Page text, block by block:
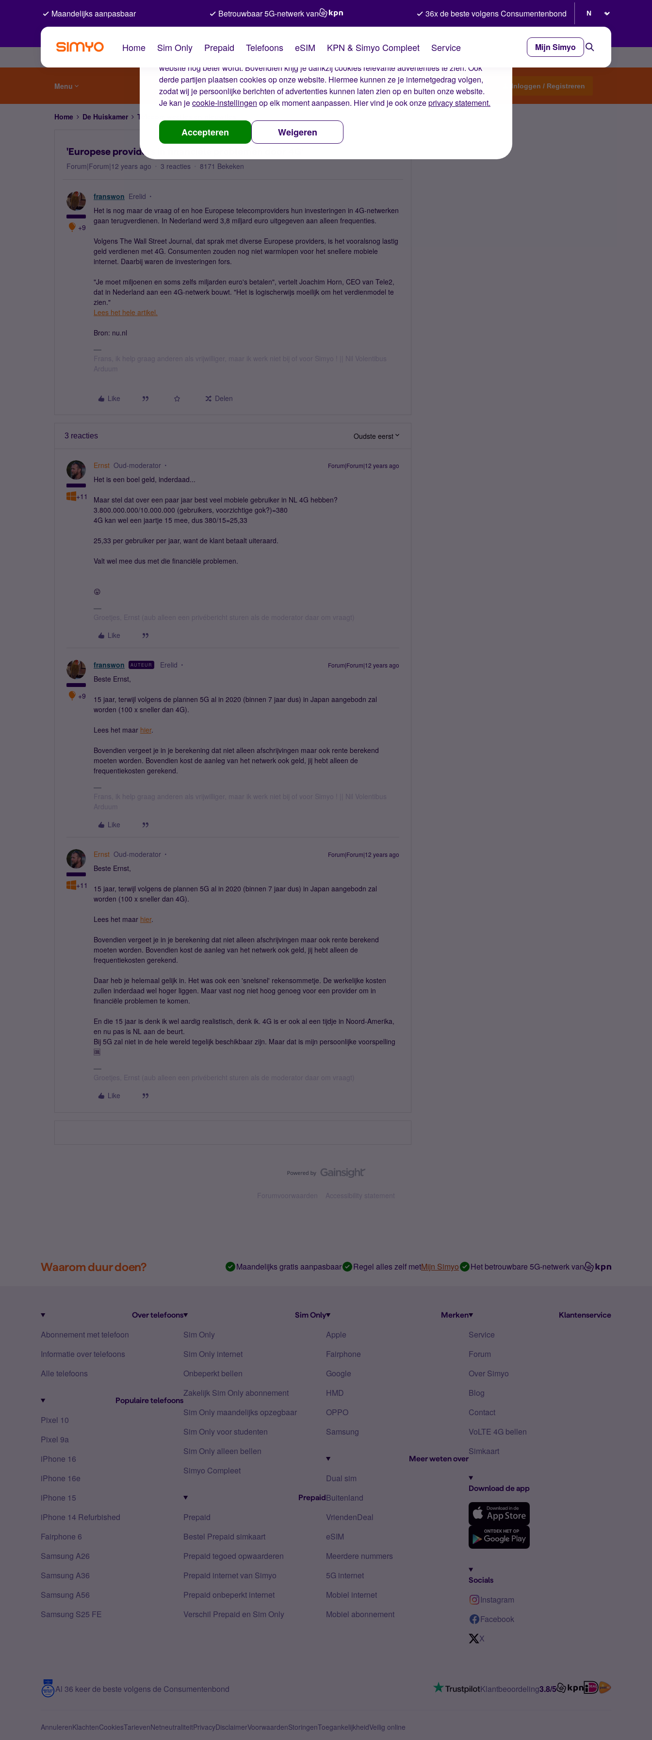
De cookies van Simyo
Wij gebruiken cookies op onze website. Met deze cookies zorgen wij ervoor dat je ervaring op de
website nog beter wordt. Bovendien krijg je dankzij cookies relevante advertenties te zien. Ook
derde partijen plaatsen cookies op onze website. Hiermee kunnen ze je internetgedrag volgen,
zodat wij je persoonlijke berichten of advertenties kunnen laten zien op en buiten onze website.
Je kan jecookie-instellingen op elk moment aanpassen. Hier vind je ook onzeprivacy statement.
Accepteren Weigeren
Maandelijks aanpasbaar Betrouwbaar 5G-netwerk van 36x de beste volgens Consumentenbond
Home Sim Only Prepaid Telefoons eSIM KPN & Simyo Compleet Service Mijn Simyo
Menu Start een topic Inloggen / Registreren
Home De Huiskamer Telecom weetjes en nieuwtjes
'Europese providers in financiële problemen door 4G'
Forum|Forum|12 years ago 3 reacties 8171 Bekeken
+9
franswon Erelid
Het is nog maar de vraag of en hoe Europese telecomproviders hun investeringen in 4G-netwerken
gaan terugverdienen. In Nederland werd 3,8 miljard euro uitgegeven aan alleen frequenties.
Volgens The Wall Street Journal, dat sprak met diverse Europese providers, is het vooralsnog lastig
geld verdienen met 4G. Consumenten zouden nog niet warmlopen voor het snellere mobiele
internet. Daarbij waren de investeringen fors.
"Je moet miljoenen en soms zelfs miljarden euro's betalen", vertelt Joachim Horn, CEO van Tele2,
dat in Nederland aan een 4G-netwerk bouwt. "Het is logischerwijs moeilijk om het verdienmodel te
zien."
Lees het hele artikel.
Bron: nu.nl
Frans, ik help graag anderen als vrijwilliger, maar ik werk niet bij of voor Simyo ! || Nil Volentibus
Arduum
Like Delen
3 reacties Oudste eerst
+11
Ernst Oud-moderator Forum|Forum|12 years ago
Het is een boel geld, inderdaad...
Maar stel dat over een paar jaar best veel mobiele gebruiker in NL 4G hebben?
3.800.000.000/10.000.000 (gebruikers, voorzichtige gok?)=380
4G kan wel een jaartje 15 mee, dus 380/15=25,33
25,33 per gebruiker per jaar, want de klant betaalt uiteraard.
Valt wel mee dus met die financiële problemen.
😛
Groetjes, Ernst (aub alleen een privébericht sturen als de moderator daar om vraagt)
Like
+9
franswon AUTEUR Erelid Forum|Forum|12 years ago
Beste Ernst,
15 jaar, terwijl volgens de plannen 5G al in 2020 (binnen 7 jaar dus) in Japan aangebodn zal
worden (100 x sneller dan 4G).
Lees het maar hier.
Bovendien vergeet je in je berekening dat niet alleen afschrijvingen maar ook rente berekend
moeten worden. Bovendien kost de aanleg van het netwerk ook geld, jij hebt alleen de
frequentiekosten gerekend.
Frans, ik help graag anderen als vrijwilliger, maar ik werk niet bij of voor Simyo ! || Nil Volentibus
Arduum
Like
+11
Ernst Oud-moderator Forum|Forum|12 years ago
Beste Ernst,
15 jaar, terwijl volgens de plannen 5G al in 2020 (binnen 7 jaar dus) in Japan aangebodn zal
worden (100 x sneller dan 4G).
Lees het maar hier.
Bovendien vergeet je in je berekening dat niet alleen afschrijvingen maar ook rente berekend
moeten worden. Bovendien kost de aanleg van het netwerk ook geld, jij hebt alleen de
frequentiekosten gerekend.
Daar heb je helemaal gelijk in. Het was ook een 'snelsnel' rekensommetje. De werkelijke kosten
zullen inderdaad wel hoger liggen. Maar vast nog niet hoog genoeg voor een provider om in
financiële problemen te komen.
En die 15 jaar is denk ik wel aardig realistisch, denk ik. 4G is er ook al een tijdje in Noord-Amerika,
en nu pas is NL aan de beurt.
Bij 5G zal niet in de hele wereld tegelijk beschikbaar zijn. Maar dat is mijn persoonlijke voorspelling
🆒
Groetjes, Ernst (aub alleen een privébericht sturen als de moderator daar om vraagt)
Like
Forumvoorwaarden Accessibility statement
Waarom duur doen? Maandelijks gratis aanpasbaar Regel alles zelf metMijn Simyo Het betrouwbare 5G-netwerk van
Over telefoons
Abonnement met telefoon
Informatie over telefoons
Alle telefoons
Populaire telefoons
Pixel 10
Pixel 9a
iPhone 16
iPhone 16e
iPhone 15
iPhone 14 Refurbished
Fairphone 6
Samsung A26
Samsung A36
Samsung A56
Samsung S25 FE
Sim Only
Sim Only
Sim Only internet
Onbeperkt bellen
Zakelijk Sim Only abonnement
Sim Only maandelijks opzegbaar
Sim Only voor studenten
Sim Only alleen bellen
Simyo Compleet
Prepaid
Prepaid
Bestel Prepaid simkaart
Prepaid tegoed opwaarderen
Prepaid internet van Simyo
Prepaid onbeperkt internet
Verschil Prepaid en Sim Only
Merken
Apple
Fairphone
Google
HMD
OPPO
Samsung
Meer weten over
Dual sim
Buitenland
VriendenDeal
eSIM
Meerdere nummers
5G internet
Mobiel internet
Mobiel abonnement
Klantenservice
Service
Forum
Over Simyo
Blog
Contact
VoLTE 4G bellen
Simkaart
Download de app
Socials
Instagram
Facebook
X
Al 36 keer de beste volgens de Consumentenbond Klantbeoordeling3.8/5
AnnulerenKlachtenCookiesTarievenNetneutraliteitPrivacyDisclaimerVoorwaardenStoringenToegankelijkheidVeilig online